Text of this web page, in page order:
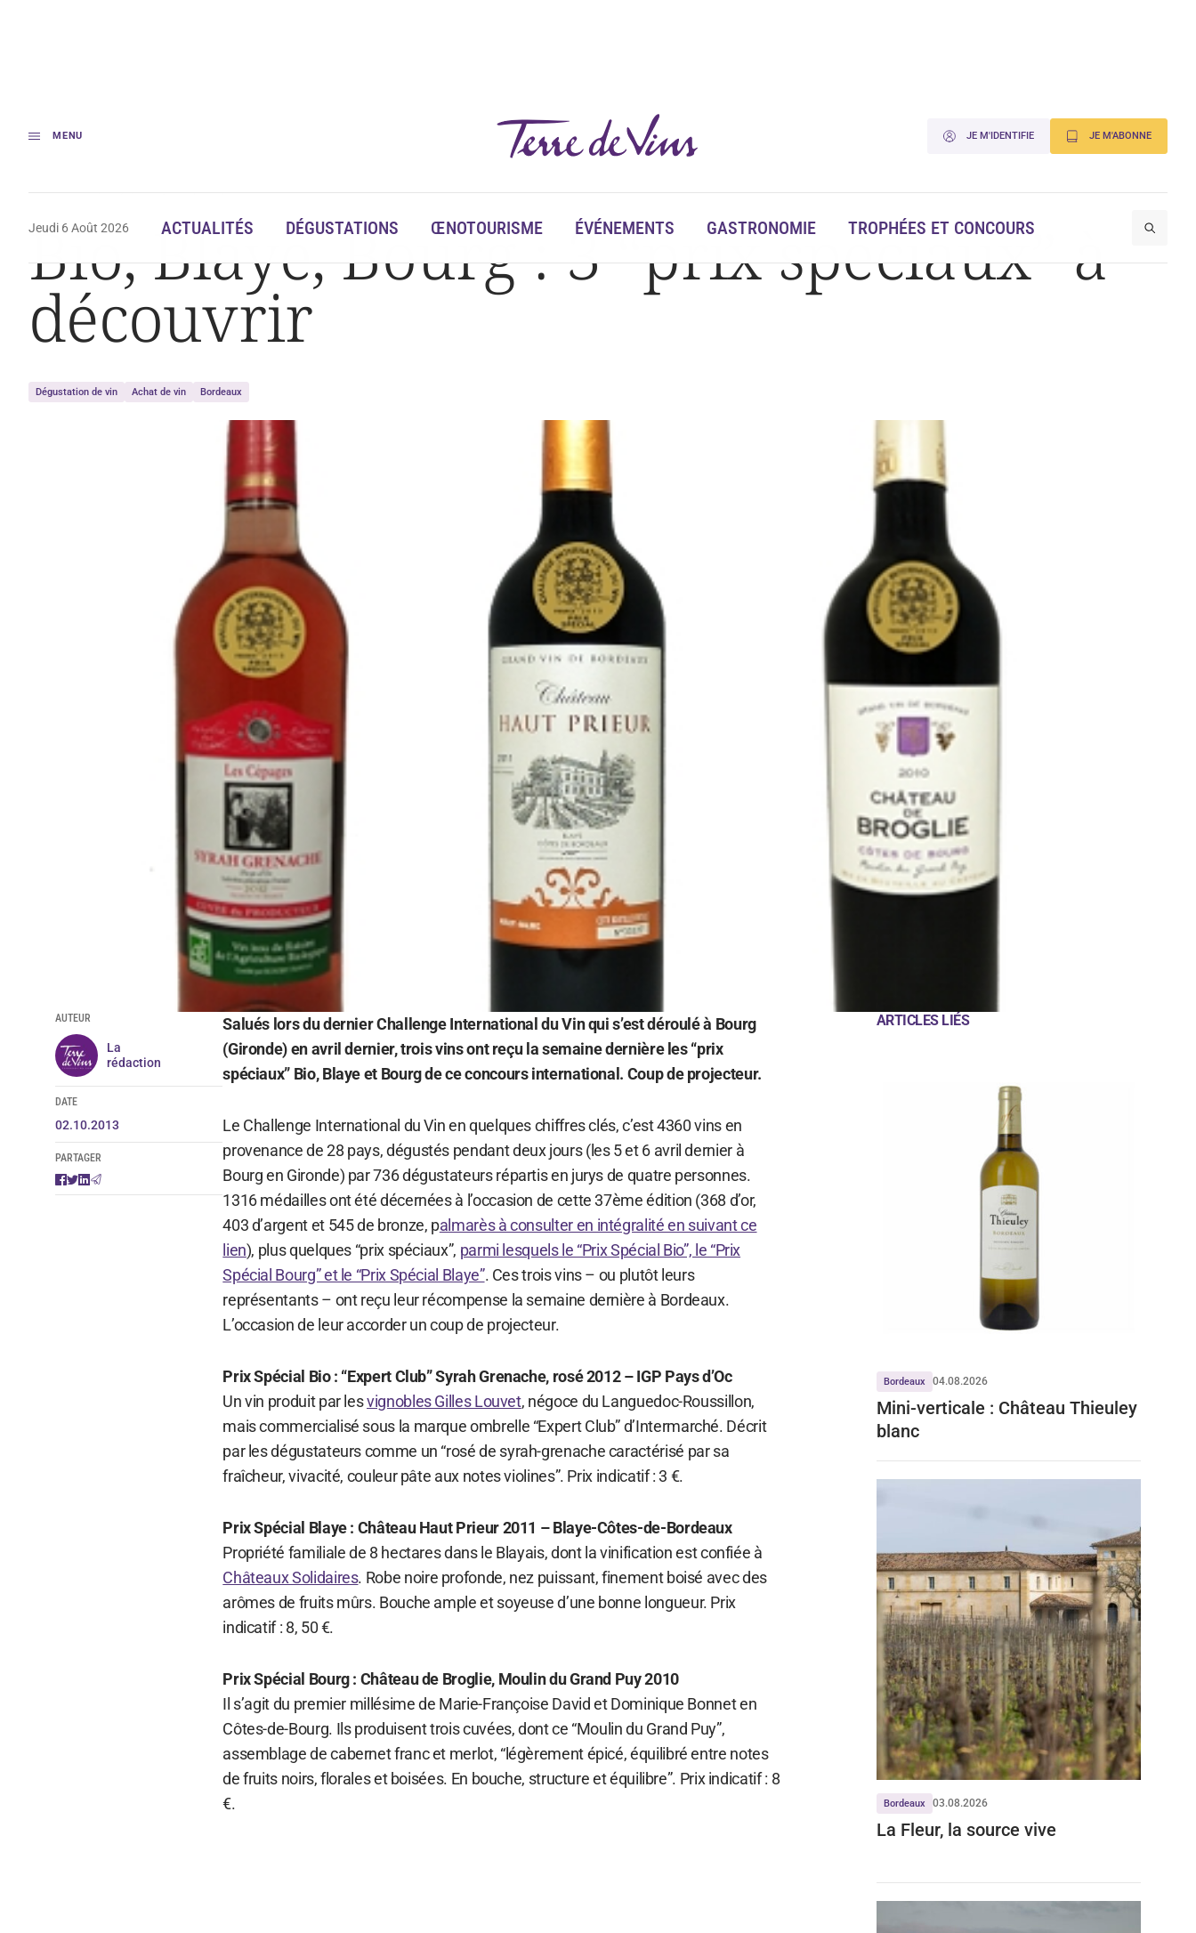
MENU JE M'IDENTIFIE JE M'ABONNE
Jeudi 6 Août 2026 ACTUALITÉS DÉGUSTATIONS ŒNOTOURISME ÉVÉNEMENTS GASTRONOMIE TROPHÉES ET CONCOURS
Accueil Bio, Blaye, Bourg : 3 « prix spéciaux » à découvrir
Bio, Blaye, Bourg : 3 “prix spéciaux” à
découvrir
Dégustation de vin Achat de vin Bordeaux
AUTEUR
La
rédaction
DATE
02.10.2013
PARTAGER
Salués lors du dernier Challenge International du Vin qui s’est déroulé à Bourg
(Gironde) en avril dernier, trois vins ont reçu la semaine dernière les “prix
spéciaux” Bio, Blaye et Bourg de ce concours international. Coup de projecteur.
Le Challenge International du Vin en quelques chiffres clés, c’est 4360 vins en
provenance de 28 pays, dégustés pendant deux jours (les 5 et 6 avril dernier à
Bourg en Gironde) par 736 dégustateurs répartis en jurys de quatre personnes.
1316 médailles ont été décernées à l’occasion de cette 37ème édition (368 d’or,
403 d’argent et 545 de bronze, palmarès à consulter en intégralité en suivant ce
lien), plus quelques “prix spéciaux”, parmi lesquels le “Prix Spécial Bio”, le “Prix
Spécial Bourg” et le “Prix Spécial Blaye”. Ces trois vins – ou plutôt leurs
représentants – ont reçu leur récompense la semaine dernière à Bordeaux.
L’occasion de leur accorder un coup de projecteur.
Prix Spécial Bio : “Expert Club” Syrah Grenache, rosé 2012 – IGP Pays d’Oc
Un vin produit par lesvignobles Gilles Louvet, négoce du Languedoc-Roussillon,
mais commercialisé sous la marque ombrelle “Expert Club” d’Intermarché. Décrit
par les dégustateurs comme un “rosé de syrah-grenache caractérisé par sa
fraîcheur, vivacité, couleur pâte aux notes violines”. Prix indicatif : 3 €.
Prix Spécial Blaye : Château Haut Prieur 2011 – Blaye-Côtes-de-Bordeaux
Propriété familiale de 8 hectares dans le Blayais, dont la vinification est confiée à
Châteaux Solidaires. Robe noire profonde, nez puissant, finement boisé avec des
arômes de fruits mûrs. Bouche ample et soyeuse d’une bonne longueur. Prix
indicatif : 8, 50 €.
Prix Spécial Bourg : Château de Broglie, Moulin du Grand Puy 2010
Il s’agit du premier millésime de Marie-Françoise David et Dominique Bonnet en
Côtes-de-Bourg. Ils produisent trois cuvées, dont ce “Moulin du Grand Puy”,
assemblage de cabernet franc et merlot, “légèrement épicé, équilibré entre notes
de fruits noirs, florales et boisées. En bouche, structure et équilibre”. Prix indicatif : 8
€.
ARTICLES LIÉS
Bordeaux 04.08.2026
Mini-verticale : Château Thieuley
blanc
Bordeaux 03.08.2026
La Fleur, la source vive